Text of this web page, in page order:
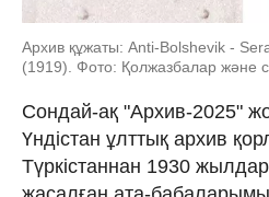
Архив құжаты: Anti-Bolshevik -
(1919). Фото: Қолжазбалар және
Сондай-ақ "Архив-2025"
Үндістан ұлттық архив
Түркістаннан 1930